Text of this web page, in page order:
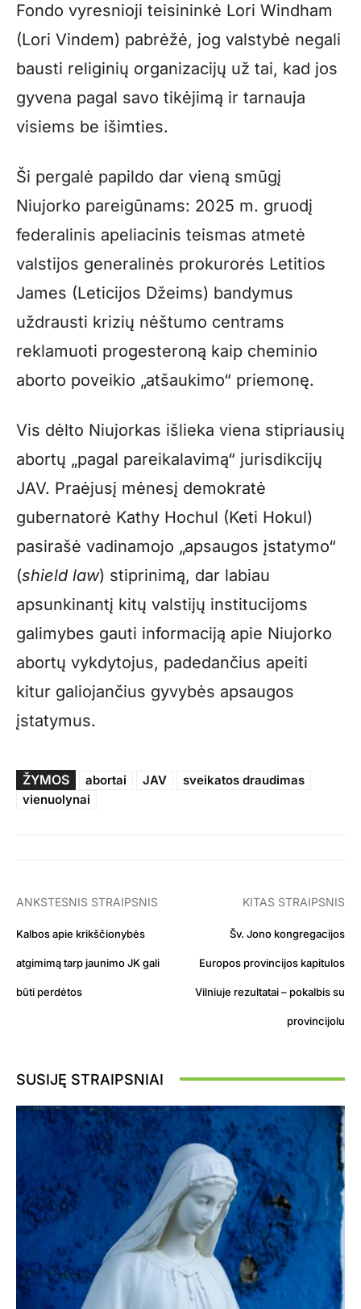
Fondo vyresnioji teisininkė Lori Windham
(Lori Vindem) pabrėžė, jog valstybė negali
bausti religinių organizacijų už tai, kad jos
gyvena pagal savo tikėjimą ir tarnauja
visiems be išimties.
Ši pergalė papildo dar vieną smūgį
Niujorko pareigūnams: 2025 m. gruodį
federalinis apeliacinis teismas atmetė
valstijos generalinės prokurorės Letitios
James (Leticijos Džeims) bandymus
uždrausti krizių nėštumo centrams
reklamuoti progesteroną kaip cheminio
aborto poveikio „atšaukimo“ priemonę.
Vis dėlto Niujorkas išlieka viena stipriausių
abortų „pagal pareikalavimą“ jurisdikcijų
JAV. Praėjusį mėnesį demokratė
gubernatorė Kathy Hochul (Keti Hokul)
pasirašė vadinamojo „apsaugos įstatymo“
(shield law) stiprinimą, dar labiau
apsunkinantį kitų valstijų institucijoms
galimybes gauti informaciją apie Niujorko
abortų vykdytojus, padedančius apeiti
kitur galiojančius gyvybės apsaugos
įstatymus.
ŽYMOS abortai JAV
sveikatos draudimas
vienuolynai
ANKSTESNIS STRAIPSNIS
Kalbos apie krikščionybės
atgimimą tarp jaunimo JK gali
būti perdėtos
KITAS STRAIPSNIS
Šv. Jono kongregacijos
Europos provincijos kapitulos
Vilniuje rezultatai – pokalbis su
provincijolu
SUSIJĘ STRAIPSNIAI